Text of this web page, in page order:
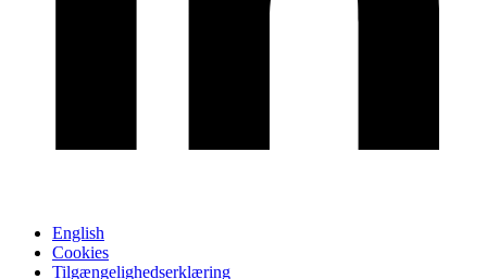
English
Cookies
Tilgængelighedserklæring